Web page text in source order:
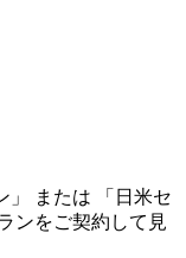
」 または 「 日米セ
ンをご契約して見